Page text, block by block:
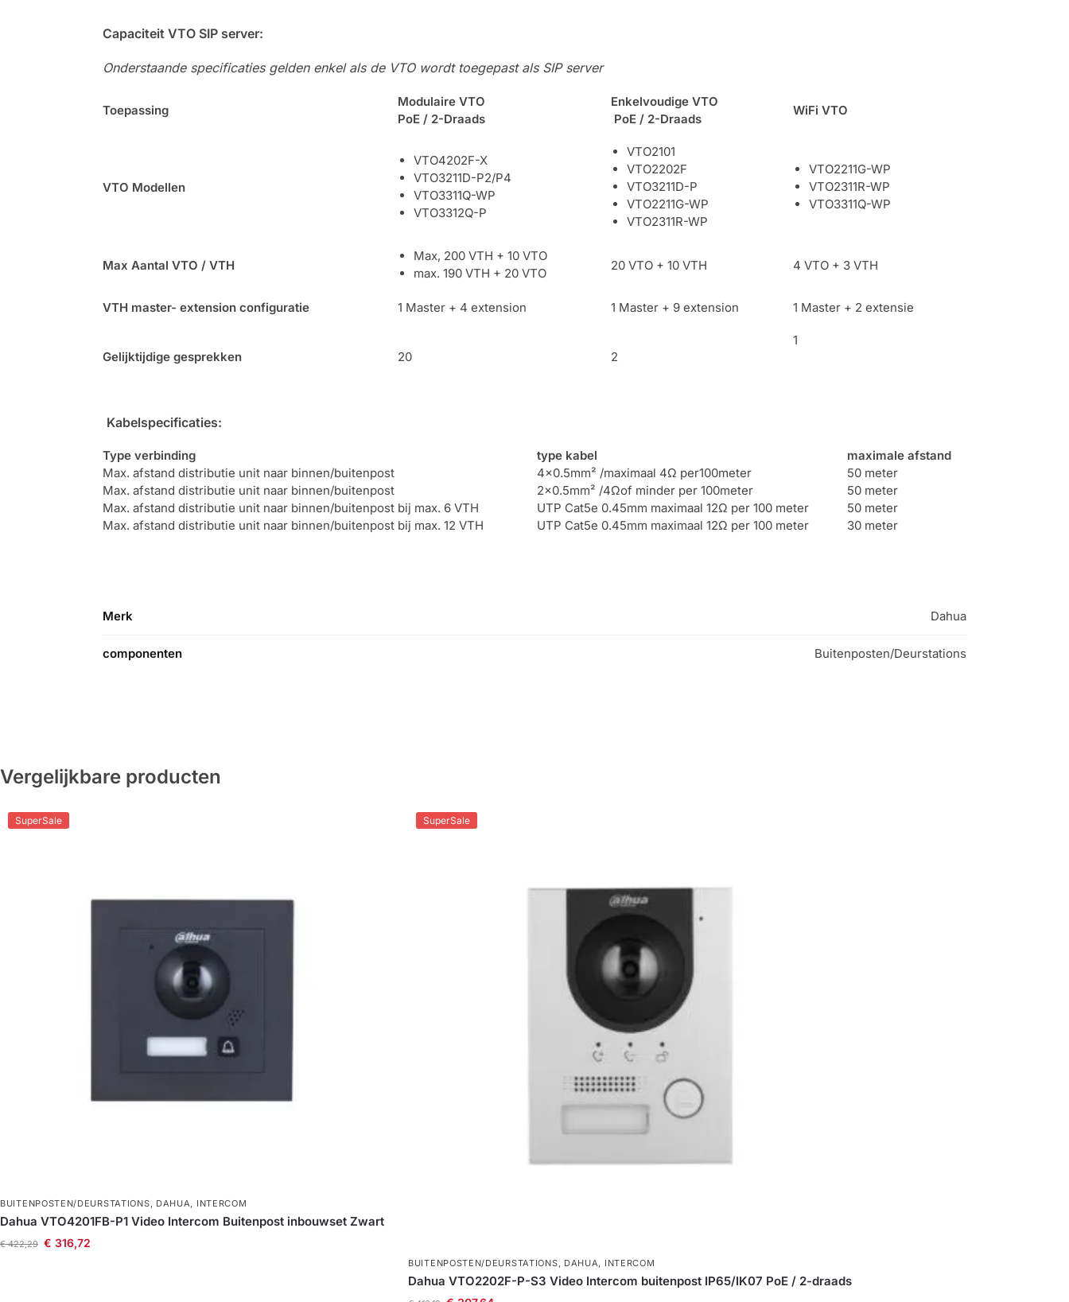
Capaciteit VTO SIP server:
Onderstaande specificaties gelden enkel als de VTO wordt toegepast als SIP server
Toepassing
Modulaire VTO
PoE / 2-Draads
Enkelvoudige VTO
PoE / 2-Draads
WiFi VTO
VTO Modellen
VTO4202F-X
VTO3211D-P2/P4
VTO3311Q-WP
VTO3312Q-P
VTO2101
VTO2202F
VTO3211D-P
VTO2211G-WP
VTO2311R-WP
VTO2211G-WP
VTO2311R-WP
VTO3311Q-WP
Max Aantal VTO / VTH
Max, 200 VTH + 10 VTO
max. 190 VTH + 20 VTO
20 VTO + 10 VTH 4 VTO + 3 VTH
VTH master- extension configuratie 1 Master + 4 extension 1 Master + 9 extension 1 Master + 2 extensie
Gelijktijdige gesprekken 20 2
1
Kabelspecificaties:
Type verbinding type kabel
maximale afstand
Max. afstand distributie unit naar binnen/buitenpost
4×0.5mm² /maximaal 4Ω per100meter
50 meter
Max. afstand distributie unit naar binnen/buitenpost
2×0.5mm² /4Ωof minder per 100meter
50 meter
Max. afstand distributie unit naar binnen/buitenpost bij max. 6 VTH
UTP Cat5e 0.45mm maximaal 12Ω per 100 meter
50 meter
Max. afstand distributie unit naar binnen/buitenpost bij max. 12 VTH
UTP Cat5e 0.45mm maximaal 12Ω per 100 meter 30 meter
Merk Dahua
componenten Buitenposten/Deurstations
Vergelijkbare producten
SuperSale
BUITENPOSTEN/DEURSTATIONS DAHUA INTERCOM
Dahua VTO4201FB-P1 Video Intercom Buitenpost inbouwset Zwart
€422,29 € 316,72
SuperSale
BUITENPOSTEN/DEURSTATIONS DAHUA INTERCOM
Dahua VTO2202F-P-S3 Video Intercom buitenpost IP65/IK07 PoE / 2-draads